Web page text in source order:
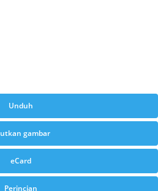
Unduh
gambar
eCard
Perincian